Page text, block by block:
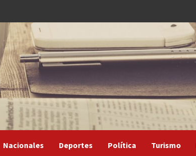
Nacionales Deportes Política Turismo